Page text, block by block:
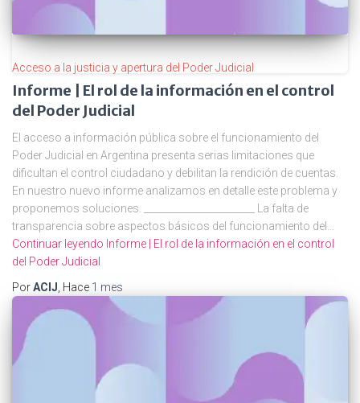
Acceso a la justicia y apertura del Poder Judicial
Informe | El rol de la información en el control
del Poder Judicial
El acceso a información pública sobre el funcionamiento del
Poder Judicial en Argentina presenta serias limitaciones que
dificultan el control ciudadano y debilitan la rendición de cuentas.
En nuestro nuevo informe analizamos en detalle este problema y
proponemos soluciones. _______________________ La falta de
transparencia sobre aspectos básicos del funcionamiento del…
Continuar leyendo Informe | El rol de la información en el control
del Poder Judicial
PorACIJ , Hace 1 mes